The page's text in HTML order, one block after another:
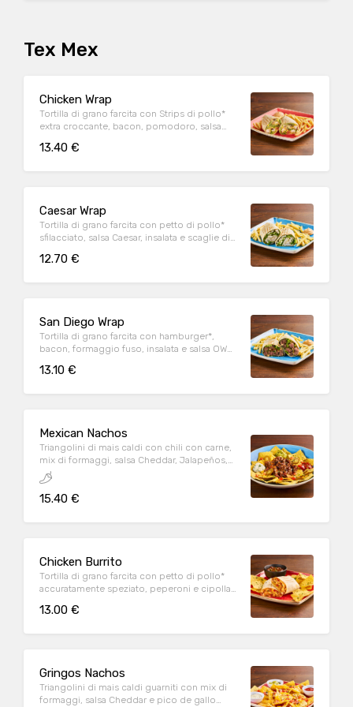
Tex Mex
Chicken Wrap
Tortilla di grano farcita con Strips di pollo*
extra croccante, bacon, pomodoro, salsa
patate* Fries e salsa OWW
13.40 €
Caesar Wrap
Tortilla di grano farcita con petto di pollo*
sfilacciato, salsa Caesar, insalata e scaglie di
patate* Fries e salsa OWW
12.70 €
San Diego Wrap
Tortilla di grano farcita con hamburger*,
bacon, formaggio fuso, insalata e salsa OWW,
13.10 €
Mexican Nachos
Triangolini di mais caldi con chili con carne,
mix di formaggi, salsa Cheddar, Jalapeños,
pomodoro e prezzemolo fresco, serviti con
mix di salse (Guacamole, Messicana e sauce
Cream)
15.40 €
Chicken Burrito
Tortilla di grano farcita con petto di pollo*
accuratamente speziato, peperoni e cipolla
formaggi, insalata iceberg, riso basmati,
13.00 €
Gringos Nachos
Triangolini di mais caldi guarniti con mix di
formaggi, salsa Cheddar e pico de gallo